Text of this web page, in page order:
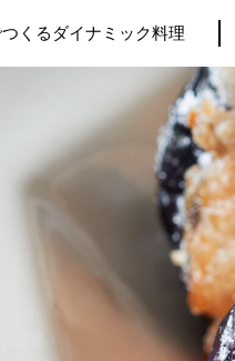
くるダイナミック料理